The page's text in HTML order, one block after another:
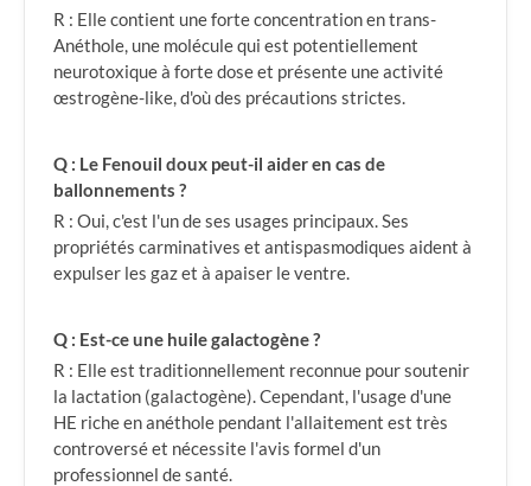
R : Elle contient une forte concentration en trans-
Anéthole, une molécule qui est potentiellement
neurotoxique à forte dose et présente une activité
œstrogène-like, d'où des précautions strictes.
Q : Le Fenouil doux peut-il aider en cas de
ballonnements ?
R : Oui, c'est l'un de ses usages principaux. Ses
propriétés carminatives et antispasmodiques aident à
expulser les gaz et à apaiser le ventre.
Q : Est-ce une huile galactogène ?
R : Elle est traditionnellement reconnue pour soutenir
la lactation (galactogène). Cependant, l'usage d'une
HE riche en anéthole pendant l'allaitement est très
controversé et nécessite l'avis formel d'un
professionnel de santé.